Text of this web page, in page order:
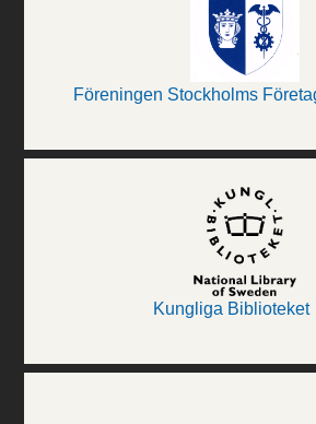
Föreningen Stockholms
Kungliga Biblioteket